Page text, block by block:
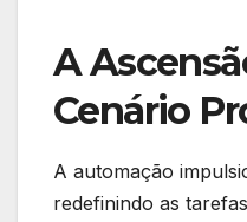
A
Cenário
A automação
redefinindo as